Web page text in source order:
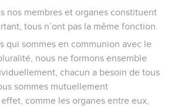
nos membres et organes constituent
tous n’ont pas la même fonction.
qui sommes en communion avec le
nous ne formons ensemble
chacun a besoin de tous
sommes mutuellement
comme les organes entre eux,